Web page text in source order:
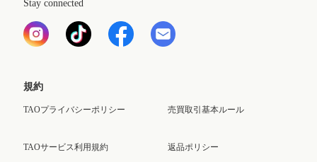
Stay connected
規約
TAOプライバシーポリシー
TAOサービス利用規約
売買取引基本ルール
返品ポリシー